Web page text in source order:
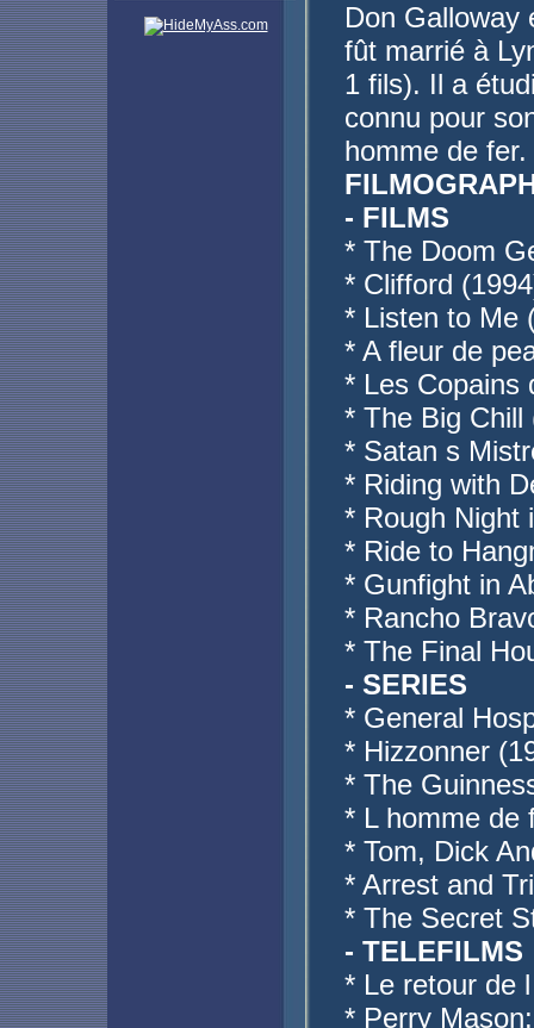
Don Galloway
fût marrié à
1 fils). Il a
connu pour
homme de fer.
- FILMS
* The Doom
* Clifford
* Listen to Me
* A fleur de
* Les Copains
* The Big Chill
* Satan s
* Riding with
* Rough Night
* Ride to
* Gunfight in
* Rancho
* The Final
- SERIES
* General
* Hizzonner
* The
* L homme de
* Tom, Dick
* Arrest and
* The Secret
- TELEFILMS
* Le retour de
* Perry